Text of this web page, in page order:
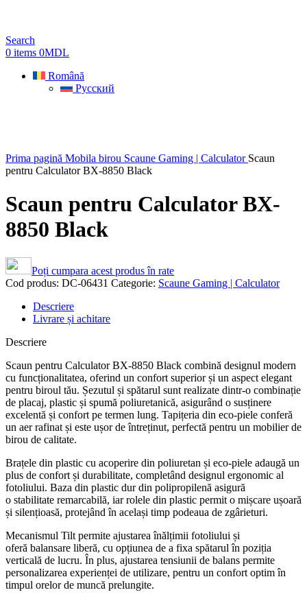
Search
0 items 0MDL
Română
Русский
Prima pagină Mobila birou Scaune Gaming | Calculator Scaun
pentru Calculator BX-8850 Black
Scaun pentru Calculator BX-
8850 Black
Poți cumpara acest produs în rate
Cod produs: DC-06431 Categorie: Scaune Gaming | Calculator
Descriere
Livrare și achitare
Descriere
Scaun pentru Calculator BX-8850 Black combină designul modern
cu funcționalitatea, oferind un confort superior și un aspect elegant
pentru biroul tău. Șezutul și spătarul sunt realizate dintr-o combinație
de placaj, plastic și spumă poliuretanică, asigurând o susținere
excelentă și confort pe termen lung. Tapițeria din eco-piele conferă
un aer rafinat și este ușor de întreținut, perfectă pentru un mobilier de
birou de calitate.
Brațele din plastic cu acoperire din poliuretan și eco-piele adaugă un
plus de confort și durabilitate, completând designul ergonomic al
fotoliului. Baza din plastic dur din polipropilenă asigură
o stabilitate remarcabilă, iar rolele din plastic permit o mișcare ușoară
și silențioasă, protejând în același timp podeaua de zgârieturi.
Mecanismul Tilt permite ajustarea înălțimii fotoliului și
oferă balansare liberă, cu opțiunea de a fixa spătarul în poziția
verticală de lucru. În plus, ajustarea tensiunii de balans permite
personalizarea experienței de utilizare, pentru un confort optim în
timpul orelor de muncă prelungite.